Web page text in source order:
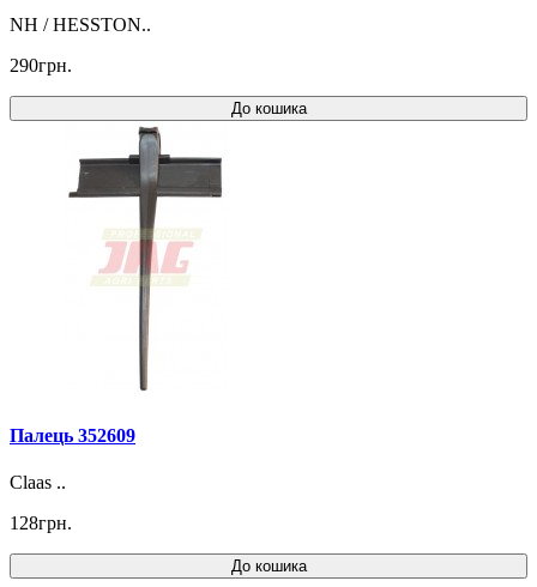
NH / HESSTON..
290грн.
До кошика
Палець 352609
Claas ..
128грн.
До кошика